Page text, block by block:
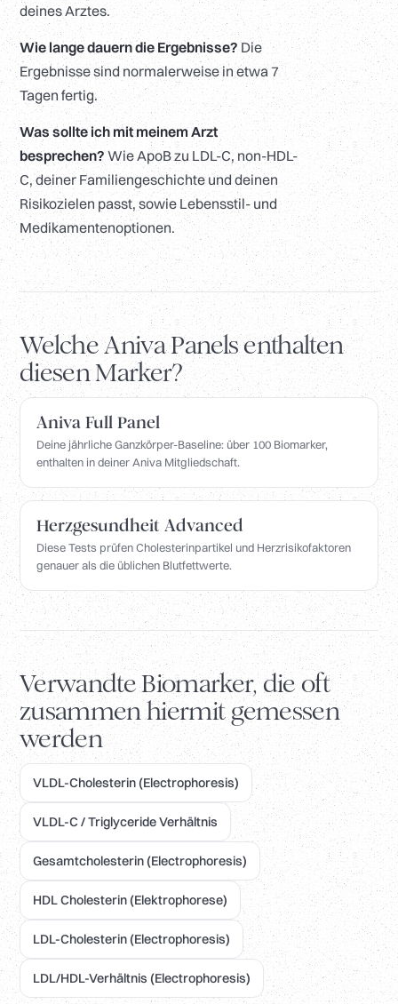
deines Arztes.
Wie lange dauern die Ergebnisse? Die
Ergebnisse sind normalerweise in etwa 7
Tagen fertig.
Was sollte ich mit meinem Arzt
besprechen?Wie ApoB zu LDL-C, non-HDL-
C, deiner Familiengeschichte und deinen
Risikozielen passt, sowie Lebensstil- und
Medikamentenoptionen.
Welche Aniva Panels enthalten
diesen Marker?
Aniva Full Panel
Deine jährliche Ganzkörper-Baseline: über 100 Biomarker,
enthalten in deiner Aniva Mitgliedschaft.
Herzgesundheit Advanced
Diese Tests prüfen Cholesterinpartikel und Herzrisikofaktoren
genauer als die üblichen Blutfettwerte.
Verwandte Biomarker, die oft
zusammen hiermit gemessen
werden
VLDL-Cholesterin (Electrophoresis)
VLDL-C / Triglyceride Verhältnis
Gesamtcholesterin (Electrophoresis)
HDL Cholesterin (Elektrophorese)
LDL-Cholesterin (Electrophoresis)
LDL/HDL-Verhältnis (Electrophoresis)